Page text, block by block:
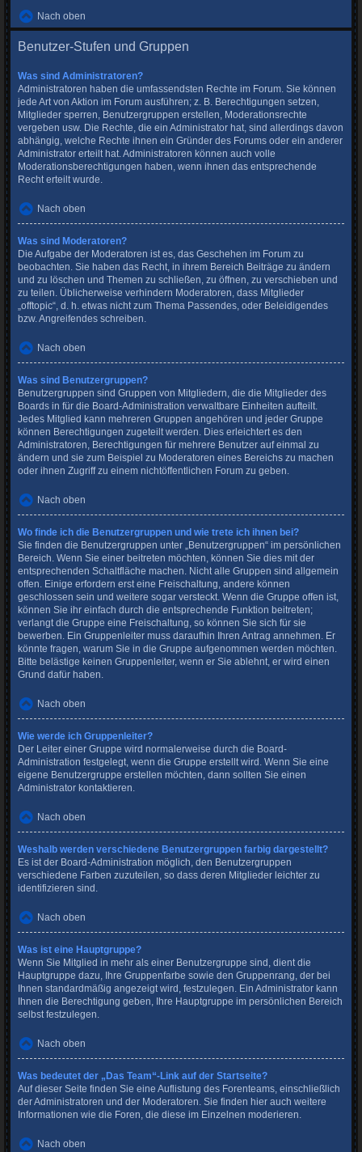
Nach oben
Benutzer-Stufen und Gruppen
Was sind Administratoren?
Administratoren haben die umfassendsten Rechte im Forum. Sie können
jede Art von Aktion im Forum ausführen; z. B. Berechtigungen setzen,
Mitglieder sperren, Benutzergruppen erstellen, Moderationsrechte
vergeben usw. Die Rechte, die ein Administrator hat, sind allerdings davon
abhängig, welche Rechte ihnen ein Gründer des Forums oder ein anderer
Administrator erteilt hat. Administratoren können auch volle
Moderationsberechtigungen haben, wenn ihnen das entsprechende
Recht erteilt wurde.
Nach oben
Was sind Moderatoren?
Die Aufgabe der Moderatoren ist es, das Geschehen im Forum zu
beobachten. Sie haben das Recht, in ihrem Bereich Beiträge zu ändern
und zu löschen und Themen zu schließen, zu öffnen, zu verschieben und
zu teilen. Üblicherweise verhindern Moderatoren, dass Mitglieder
„offtopic“, d. h. etwas nicht zum Thema Passendes, oder Beleidigendes
bzw. Angreifendes schreiben.
Nach oben
Was sind Benutzergruppen?
Benutzergruppen sind Gruppen von Mitgliedern, die die Mitglieder des
Boards in für die Board-Administration verwaltbare Einheiten aufteilt.
Jedes Mitglied kann mehreren Gruppen angehören und jeder Gruppe
können Berechtigungen zugeteilt werden. Dies erleichtert es den
Administratoren, Berechtigungen für mehrere Benutzer auf einmal zu
ändern und sie zum Beispiel zu Moderatoren eines Bereichs zu machen
oder ihnen Zugriff zu einem nichtöffentlichen Forum zu geben.
Nach oben
Wo finde ich die Benutzergruppen und wie trete ich ihnen bei?
Sie finden die Benutzergruppen unter „Benutzergruppen“ im persönlichen
Bereich. Wenn Sie einer beitreten möchten, können Sie dies mit der
entsprechenden Schaltfläche machen. Nicht alle Gruppen sind allgemein
offen. Einige erfordern erst eine Freischaltung, andere können
geschlossen sein und weitere sogar versteckt. Wenn die Gruppe offen ist,
können Sie ihr einfach durch die entsprechende Funktion beitreten;
verlangt die Gruppe eine Freischaltung, so können Sie sich für sie
bewerben. Ein Gruppenleiter muss daraufhin Ihren Antrag annehmen. Er
könnte fragen, warum Sie in die Gruppe aufgenommen werden möchten.
Bitte belästige keinen Gruppenleiter, wenn er Sie ablehnt, er wird einen
Grund dafür haben.
Nach oben
Wie werde ich Gruppenleiter?
Der Leiter einer Gruppe wird normalerweise durch die Board-
Administration festgelegt, wenn die Gruppe erstellt wird. Wenn Sie eine
eigene Benutzergruppe erstellen möchten, dann sollten Sie einen
Administrator kontaktieren.
Nach oben
Weshalb werden verschiedene Benutzergruppen farbig dargestellt?
Es ist der Board-Administration möglich, den Benutzergruppen
verschiedene Farben zuzuteilen, so dass deren Mitglieder leichter zu
identifizieren sind.
Nach oben
Was ist eine Hauptgruppe?
Wenn Sie Mitglied in mehr als einer Benutzergruppe sind, dient die
Hauptgruppe dazu, Ihre Gruppenfarbe sowie den Gruppenrang, der bei
Ihnen standardmäßig angezeigt wird, festzulegen. Ein Administrator kann
Ihnen die Berechtigung geben, Ihre Hauptgruppe im persönlichen Bereich
selbst festzulegen.
Nach oben
Was bedeutet der „Das Team“-Link auf der Startseite?
Auf dieser Seite finden Sie eine Auflistung des Forenteams, einschließlich
der Administratoren und der Moderatoren. Sie finden hier auch weitere
Informationen wie die Foren, die diese im Einzelnen moderieren.
Nach oben